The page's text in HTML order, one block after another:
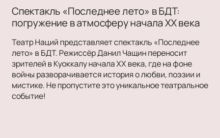
Спектакль «Последнее лето» в БДТ:
погружение в атмосферу начала XX века
Театр Наций представляет спектакль «Последнее
лето» в БДТ. Режиссёр Данил Чащин переносит
зрителей в Куоккалу начала XX века, где на фоне
войны разворачивается история о любви, поэзии и
мистике. Не пропустите это уникальное театральное
событие!